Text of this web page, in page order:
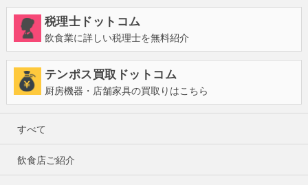
税理士ドットコム
飲食業に詳しい税理士を無料紹介
テンポス買取ドットコム
厨房機器・店舗家具の買取りはこちら
すべて
飲食店ご紹介